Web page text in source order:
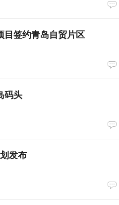
目签约青岛自贸片区
码头
发布